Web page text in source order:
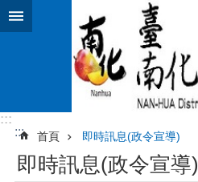
跳到主要內容區塊
:::
:::
首頁 即時訊息(政令宣導)
即時訊息(政令宣導)